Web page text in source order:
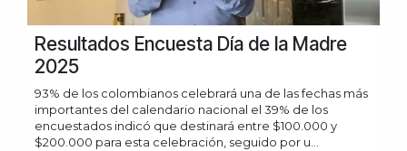
Resultados Encuesta Día de la Madre
2025
93% de los colombianos celebrará una de las fechas más
importantes del calendario nacional el 39% de los
encuestados indicó que destinará entre $100.000 y
$200.000 para esta celebración, seguido por u...